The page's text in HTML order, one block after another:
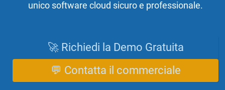
unico software cloud sicuro e professionale.
🚀 Richiedi la Demo Gratuita
💬 Contatta il commerciale